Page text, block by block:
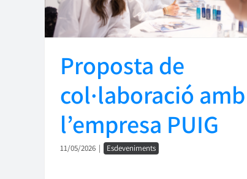
Proposta de
col·laboració amb
l’empresa PUIG
11/05/2026 | Esdeveniments